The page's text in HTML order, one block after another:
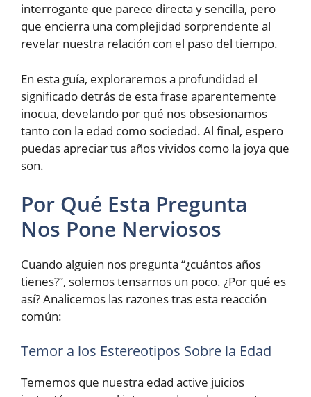
interrogante que parece directa y sencilla, pero
que encierra una complejidad sorprendente al
revelar nuestra relación con el paso del tiempo.
En esta guía, exploraremos a profundidad el
significado detrás de esta frase aparentemente
inocua, develando por qué nos obsesionamos
tanto con la edad como sociedad. Al final, espero
puedas apreciar tus años vividos como la joya que
son.
Por Qué Esta Pregunta
Nos Pone Nerviosos
Cuando alguien nos pregunta “¿cuántos años
tienes?”, solemos tensarnos un poco. ¿Por qué es
así? Analicemos las razones tras esta reacción
común:
Temor a los Estereotipos Sobre la Edad
Tememos que nuestra edad active juicios